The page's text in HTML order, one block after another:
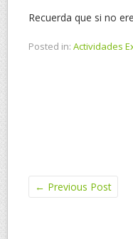
Recuerda que si no
Posted in: Actividades
← Previous Post